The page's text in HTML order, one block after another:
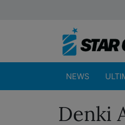
NEWS
Denki